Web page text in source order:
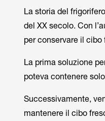
La storia del
del XX secolo. Con
per conservare il
La prima soluzione
poteva contenere
Successivamente,
mantenere il cibo